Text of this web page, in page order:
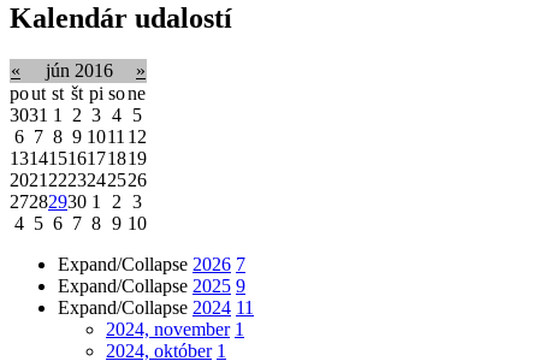
Kalendár udalostí
« jún 2016
»
pout st št pi sone
3031 1 2 3 4
5
6 7 8 9 1011 12
13141516171819
2021 2223242526
27282930 1 2 3
4 5 6 7 8 9 10
Expand/Collapse 2026 7
Expand/Collapse 2025 9
Expand/Collapse 2024 11
2024, november 1
2024, október 1